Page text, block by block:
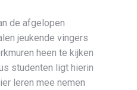
de afgelopen
jeukende vingers
heen te kijken
studenten ligt hierin
leren mee nemen